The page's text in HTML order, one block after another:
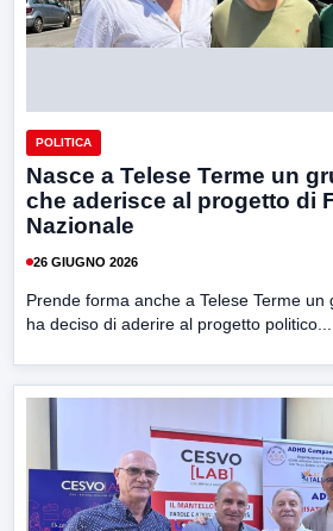
POLITICA
Nasce a Telese Terme un
che aderisce al progetto di
Nazionale
26 GIUGNO 2026
Prende forma anche a Telese Terme un
ha deciso di aderire al progetto politico...